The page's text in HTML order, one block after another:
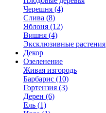
Черешня (4)
Слива (8)
Яблоня (12)
Вишня (4)
Эксклюзивные растения
Декор
Озеленение
Живая изгородь
Барбарис (10)
Гортензия (3)
Дерен (6)
Ель (1)